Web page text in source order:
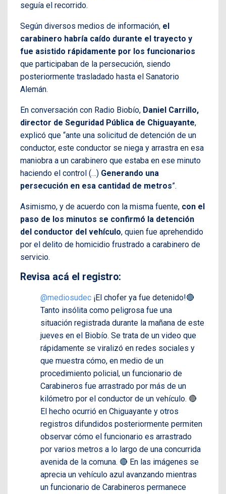
seguía el recorrido.
Según diversos medios de información, el
carabinero habría caído durante el trayecto y
fue asistido rápidamente por los funcionarios
que participaban de la persecución, siendo
posteriormente trasladado hasta el Sanatorio
Alemán.
En conversación con Radio Biobío, Daniel Carrillo,
director de Seguridad Pública de Chiguayante,
explicó que “ante una solicitud de detención de un
conductor, este conductor se niega y arrastra en esa
maniobra a un carabinero que estaba en ese minuto
haciendo el control (…) Generando una
persecución en esa cantidad de metros”.
Asimismo, y de acuerdo con la misma fuente, con el
paso de los minutos se confirmó la detención
del conductor del vehículo, quien fue aprehendido
por el delito de homicidio frustrado a carabinero de
servicio.
Revisa acá el registro:
@mediosudec ¡El chofer ya fue detenido!🔴
Tanto insólita como peligrosa fue una
situación registrada durante la mañana de este
jueves en el Biobío. Se trata de un video que
rápidamente se viralizó en redes sociales y
que muestra cómo, en medio de un
procedimiento policial, un funcionario de
Carabineros fue arrastrado por más de un
kilómetro por el conductor de un vehículo. 🔴
El hecho ocurrió en Chiguayante y otros
registros difundidos posteriormente permiten
observar cómo el funcionario es arrastrado
por varios metros a lo largo de una concurrida
avenida de la comuna. 🔴 En las imágenes se
aprecia un vehículo azul avanzando mientras
un funcionario de Carabineros permanece